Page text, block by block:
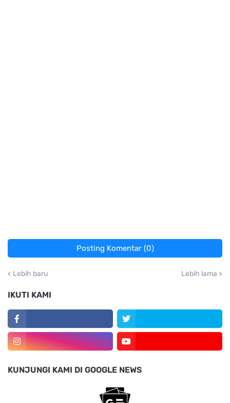
Posting Komentar (0)
Lebih baru Lebih lama
IKUTI KAMI
KUNJUNGI KAMI DI GOOGLE NEWS